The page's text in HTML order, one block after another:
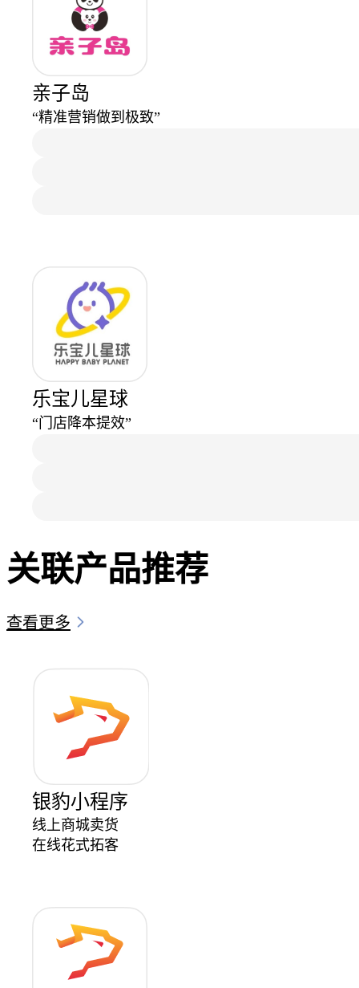
亲子岛
“精准营销做到极致”
乐宝儿星球
“门店降本提效”
关联产品推荐
查看更多
银豹小程序
线上商城卖货
在线花式拓客